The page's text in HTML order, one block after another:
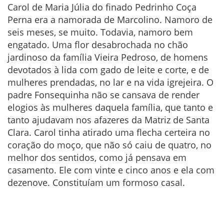
Carol de Maria Júlia do finado Pedrinho Coça
Perna era a namorada de Marcolino. Namoro de
seis meses, se muito. Todavia, namoro bem
engatado. Uma flor desabrochada no chão
jardinoso da família Vieira Pedroso, de homens
devotados à lida com gado de leite e corte, e de
mulheres prendadas, no lar e na vida igrejeira. O
padre Fonsequinha não se cansava de render
elogios às mulheres daquela família, que tanto e
tanto ajudavam nos afazeres da Matriz de Santa
Clara. Carol tinha atirado uma flecha certeira no
coração do moço, que não só caiu de quatro, no
melhor dos sentidos, como já pensava em
casamento. Ele com vinte e cinco anos e ela com
dezenove. Constituíam um formoso casal.